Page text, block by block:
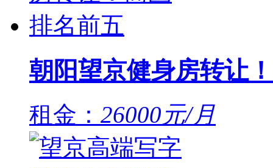
朝阳望京健身房转让
租金： 26000元/月